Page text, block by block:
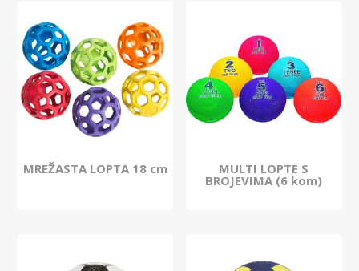
MREŽASTA LOPTA 18 cm MULTI LOPTE S
BROJEVIMA (6 kom)